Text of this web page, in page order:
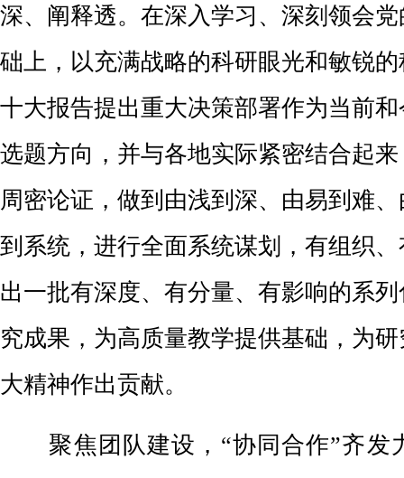
深、阐释透。在深入学习、深刻领会
础上，以充满战略的科研眼光和敏锐
十大报告提出重大决策部署作为当前
选题方向，并与各地实际紧密结合起
周密论证，做到由浅到深、由易到难
到系统，进行全面系统谋划，有组织
出一批有深度、有分量、有影响的系
究成果，为高质量教学提供基础，为
大精神作出贡献。
聚焦团队建设，“协同合作”齐发